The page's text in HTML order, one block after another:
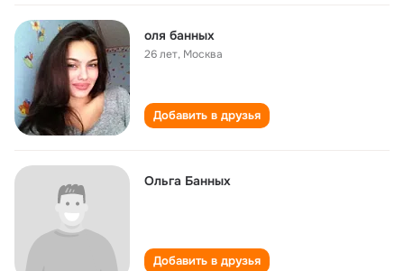
оля банных
26 лет, Москва
Добавить в друзья
Ольга Банных
Добавить в друзья